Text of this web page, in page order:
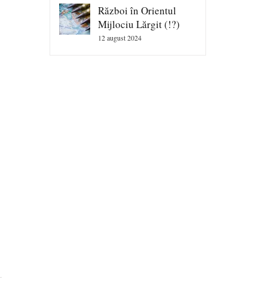
Război în Orientul
Mijlociu Lărgit (!?)
12 august 2024